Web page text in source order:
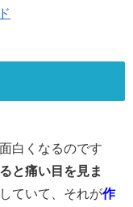
白くなるのです
と痛い目を見ま
ていて、それが作